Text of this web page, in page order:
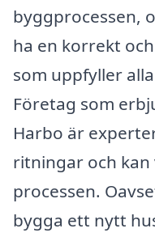
byggprocessen,
ha en korrekt
som uppfyller
Företag som
Harbo är
ritningar och kan
processen.
bygga ett nytt